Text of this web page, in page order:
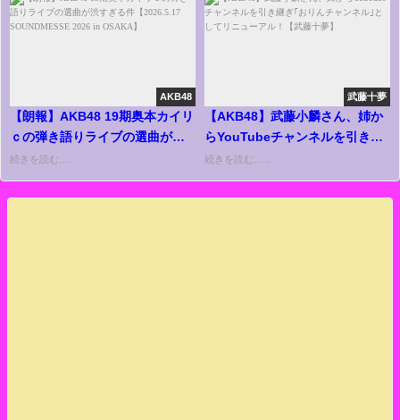
AKB48
【朗報】AKB48 19期奥本カイリ
ｃの弾き語りライブの選曲が渋
すぎる件【2026.5.17
SOUNDMESSE 2026 in
OSAKA】
続きを読む......
武藤十夢
【AKB48】武藤小麟さん、姉か
らYouTubeチャンネルを引き継
ぎ｢おりんチャンネル｣としてリ
ニューアル！【武藤十夢】
続きを読む......